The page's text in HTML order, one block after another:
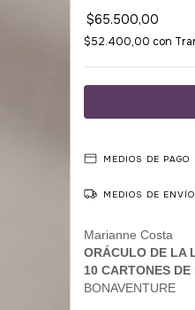
$65.500,00
$52.400,00 con
MEDIOS DE PAGO
MEDIOS DE ENVÍO
Marianne Costa
ORÁCULO DE LA
10 CARTONES DE
BONAVENTURE